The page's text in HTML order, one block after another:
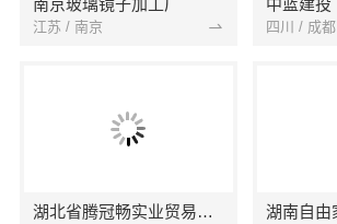
南京玻璃镜子加工厂
江苏 / 南京 四川 / 成都
湖北省腾冠畅实业贸易有限公司